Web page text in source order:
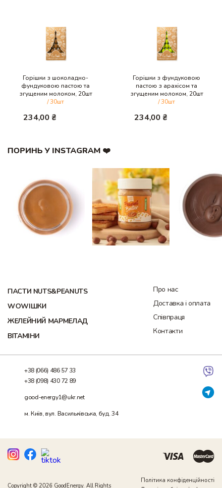
Горішки з шоколадно-
фундуковою пастою та
згущеним молоком, 20шт
/ 30шт
234,00₴
Горішки з фундуковою
пастою з арахісом та
згущеним молоком, 20шт
/ 30шт
234,00₴
ПОРИНЬ У INSTAGRAM ❤️
ПАСТИ NUTS&PEANUTS
WOWІШКИ
ЖЕЛЕЙНИЙ МАРМЕЛАД
ВІТАМІНИ
Про нас
Доставка і оплата
Співпраця
Контакти
+38 (066) 486 57 33
+38 (098) 430 72 89
good-energy1@ukr.net
м. Київ, вул. Васильківська, буд. 34
Copyright © 2026 GoodEnergy. All Rights
Політика конфіденційності